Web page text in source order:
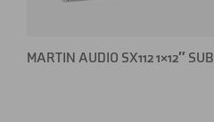
MARTIN AUDIO SX112 1×12″ SUB